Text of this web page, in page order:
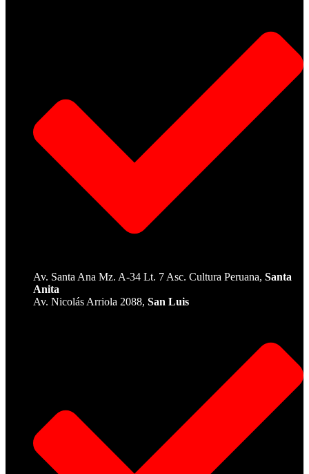
Av. Santa Ana Mz. A-34 Lt. 7 Asc. Cultura Peruana, Santa
Anita
Av. Nicolás Arriola 2088, San Luis